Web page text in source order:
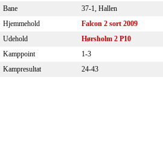
Bane
37-1, Hallen
Hjemmehold
Falcon 2 sort 2009
Udehold
Hørsholm 2 P10
Kamppoint
1-3
Kampresultat
24-43